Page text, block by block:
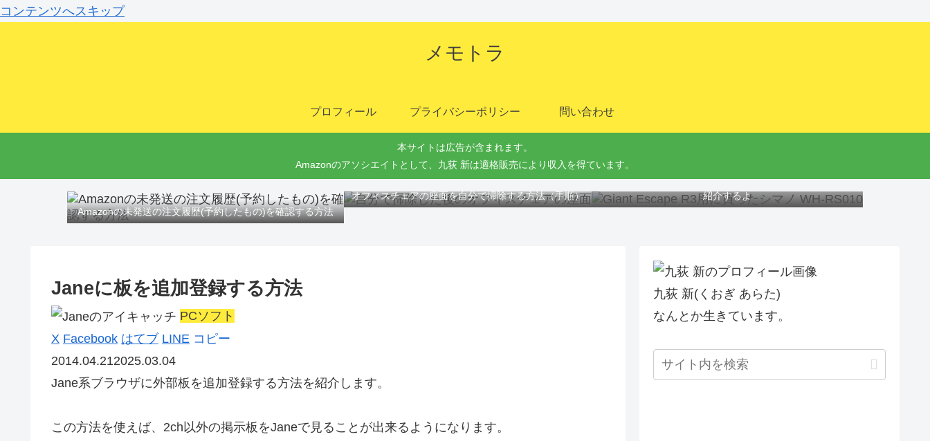
コンテンツへスキップ
メモトラ
プロフィール プライバシーポリシー 問い合わせ
本サイトは広告が含まれます。
Amazonのアソシエイトとして、九荻 新は適格販売により収入を得ています。
Amazonの未発送の注文履歴(予約したもの)を確認する方法
オフィスチェアの座面を自分で掃除する方法（手順）
紹介するよ
Janeに板を追加登録する方法
PCソフト
X Facebook はてブ LINE コピー
2014.04.212025.03.04
Jane系ブラウザに外部板を追加登録する方法を紹介します。
この方法を使えば、2ch以外の掲示板をJaneで見ることが出来るようになります。
九荻 新(くおぎ あらた)
なんとか生きています。